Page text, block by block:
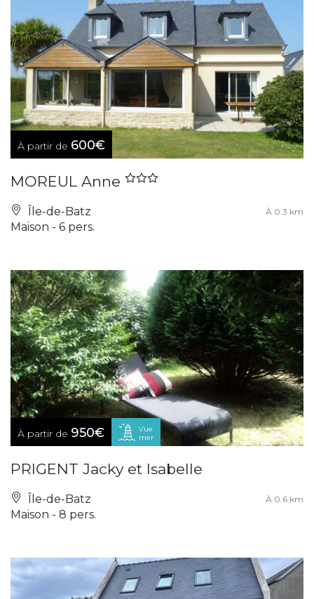
À partir de 600€
MOREUL Anne
Île-de-Batz À 0.3 km
Maison - 6 pers.
À partir de 950€
Vue
mer
PRIGENT Jacky et Isabelle
Île-de-Batz À 0.6 km
Maison - 8 pers.